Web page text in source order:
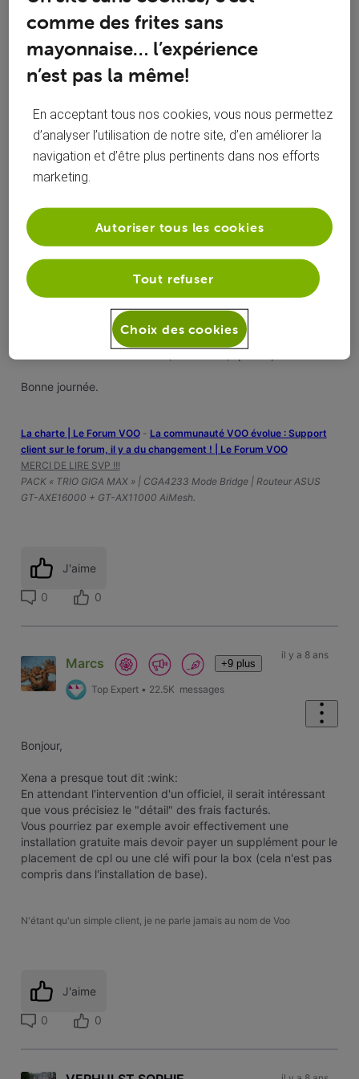
Oldest First
Selected
Oldest
First
Solution acceptée
+9 plus
Top Expert•49K messages
Le premier raccordement au réseau VOO, c'est un forfait de
90€ si c'est un raccordement basique extérieur ... Cela n'a
Bonne journée.
La charte | Le Forum VOO- ‎La communauté VOO évolue : Support
client sur le forum, il y a du changement ! | Le Forum VOO
MERCI DE LIRE SVP !!!
PACK « TRIO GIGA MAX » | CGA4233 Mode Bridge | Routeur ASUS
GT-AXE16000 + GT-AX11000 AiMesh.
J'aime
0 0
Marcs +9 plus
Top Expert • 22.5K messages
il y a 8 ans
Bonjour,
Xena a presque tout dit :wink:
En attendant l'intervention d'un officiel, il serait intéressant
que vous précisiez le "détail" des frais facturés.
Vous pourriez par exemple avoir effectivement une
installation gratuite mais devoir payer un supplément pour le
placement de cpl ou une clé wifi pour la box (cela n'est pas
compris dans l'installation de base).
N'étant qu'un simple client, je ne parle jamais au nom de Voo
J'aime
0 0
comme des frites sans
mayonnaise… l’expérience
n’est pas la même!
En acceptant tous nos cookies, vous nous permettez
d’analyser l’utilisation de notre site, d’en améliorer la
navigation et d’être plus pertinents dans nos efforts
marketing.
Tout refuser
Autoriser tous les cookies
Choix des cookies